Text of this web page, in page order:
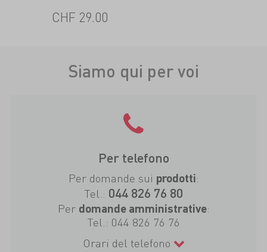
CHF 29.00
Siamo qui per voi
Per telefono
Per domande sui prodotti:
Tel.: 044 826 76 80
Per domande amministrative:
Tel.: 044 826 76 76
Orari del telefono